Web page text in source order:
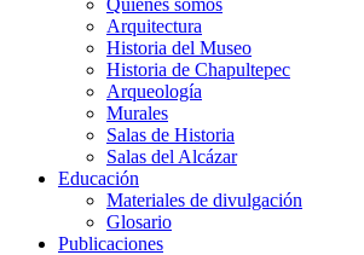
Quiénes somos
Arquitectura
Historia del Museo
Historia de Chapultepec
Arqueología
Murales
Salas de Historia
Salas del Alcázar
Educación
Materiales de divulgación
Glosario
Publicaciones